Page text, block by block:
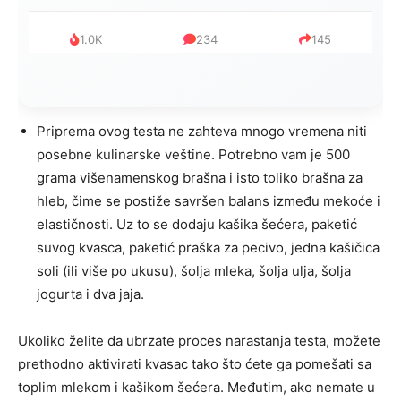
1.0K 234 145
Priprema ovog testa ne zahteva mnogo vremena niti
posebne kulinarske veštine. Potrebno vam je 500
grama višenamenskog brašna i isto toliko brašna za
hleb, čime se postiže savršen balans između mekoće i
elastičnosti. Uz to se dodaju kašika šećera, paketić
suvog kvasca, paketić praška za pecivo, jedna kašičica
soli (ili više po ukusu), šolja mleka, šolja ulja, šolja
jogurta i dva jaja.
Ukoliko želite da ubrzate proces narastanja testa, možete
prethodno aktivirati kvasac tako što ćete ga pomešati sa
toplim mlekom i kašikom šećera. Međutim, ako nemate u